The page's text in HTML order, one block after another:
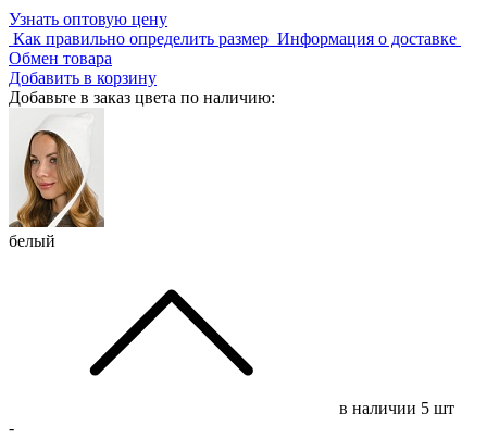
Узнать оптовую цену
Как правильно определить размер Информация о доставке
Обмен товара
Добавить в корзину
Добавьте в заказ цвета по наличию:
белый
в наличии 5 шт
-